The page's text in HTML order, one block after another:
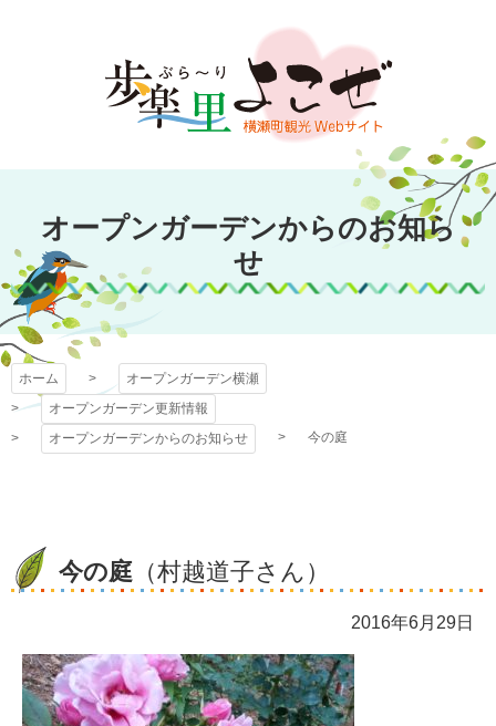
文
キ
プ
オープンガーデン
横瀬
オープンガーデンからのお知ら
せ
ホーム
オープンガーデン横瀬
オープンガーデン更新情報
オープンガーデンからのお知らせ
今の庭
今の庭 （村越道子さん）
2016年6月29日